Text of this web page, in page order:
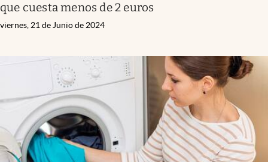
que cuesta menos de 2 euros
viernes, 21 de Junio de 2024